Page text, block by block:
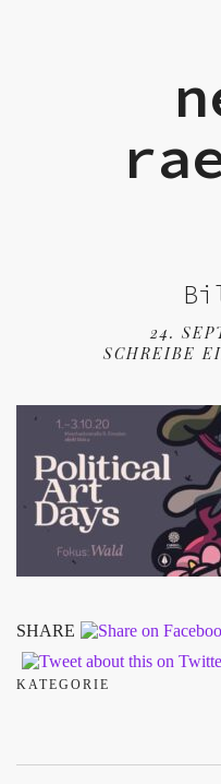
24.
SCHREIBE
SHARE
KATEGORIE